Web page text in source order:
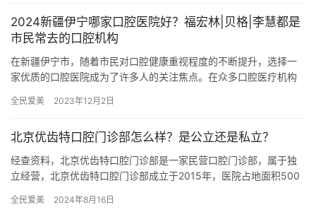
2024新疆伊宁哪家口腔医院好？福宏林|贝格|李慧都是
市民常去的口腔机构
在新疆伊宁市，随着市民对口腔健康重视程度的不断提升，选择一
家优质的口腔医院成为了许多人的关注焦点。在众多口腔医疗机构
的技术…
全民爱美 2023年12月2日
北京优齿特口腔门诊部怎么样？是公立还是私立？
经查资料，北京优齿特口腔门诊部是一家民营口腔门诊部，属于独
立经营，北京优齿特口腔门诊部成立于2015年，医院占地面积500
全民爱美 2024年8月16日